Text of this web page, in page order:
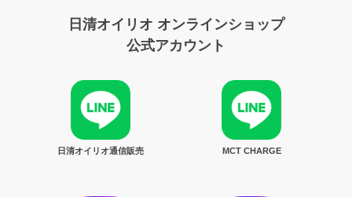
日清オイリオ オンラインショップ
公式アカウント
日清オイリオ通信販売 MCT CHARGE